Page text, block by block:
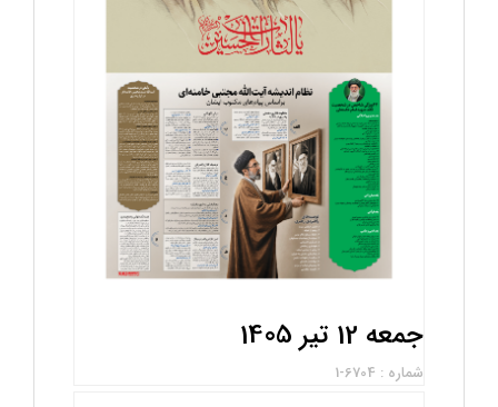
جمعه 12 تیر 1405
شماره : 6704-1